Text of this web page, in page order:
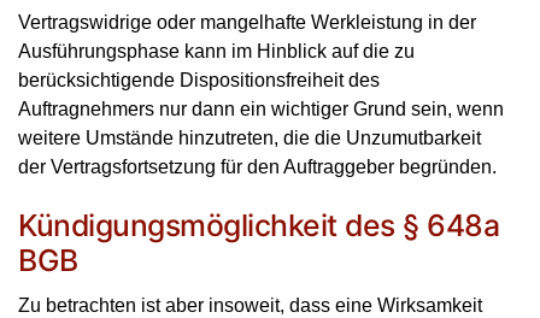
Vertragswidrige oder mangelhafte Werkleistung in der
Ausführungsphase kann im Hinblick auf die zu
berücksichtigende Dispositionsfreiheit des
Auftragnehmers nur dann ein wichtiger Grund sein, wenn
weitere Umstände hinzutreten, die die Unzumutbarkeit
der Vertragsfortsetzung für den Auftraggeber begründen.
Kündigungsmöglichkeit des § 648a
BGB
Zu betrachten ist aber insoweit, dass eine Wirksamkeit